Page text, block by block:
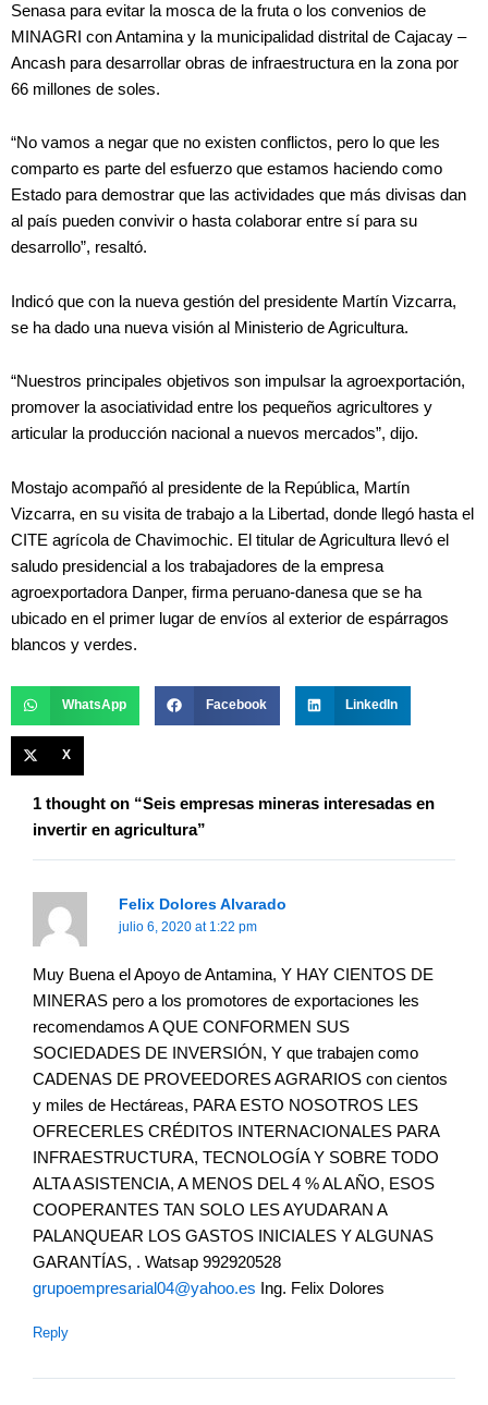
Senasa para evitar la mosca de la fruta o los convenios de
MINAGRI con Antamina y la municipalidad distrital de Cajacay –
Ancash para desarrollar obras de infraestructura en la zona por
66 millones de soles.
“No vamos a negar que no existen conflictos, pero lo que les
comparto es parte del esfuerzo que estamos haciendo como
Estado para demostrar que las actividades que más divisas dan
al país pueden convivir o hasta colaborar entre sí para su
desarrollo”, resaltó.
Indicó que con la nueva gestión del presidente Martín Vizcarra,
se ha dado una nueva visión al Ministerio de Agricultura.
“Nuestros principales objetivos son impulsar la agroexportación,
promover la asociatividad entre los pequeños agricultores y
articular la producción nacional a nuevos mercados”, dijo.
Mostajo acompañó al presidente de la República, Martín
Vizcarra, en su visita de trabajo a la Libertad, donde llegó hasta el
CITE agrícola de Chavimochic. El titular de Agricultura llevó el
saludo presidencial a los trabajadores de la empresa
agroexportadora Danper, firma peruano-danesa que se ha
ubicado en el primer lugar de envíos al exterior de espárragos
blancos y verdes.
WhatsApp Facebook LinkedIn
X
1 thought on “Seis empresas mineras interesadas en
invertir en agricultura”
Felix Dolores Alvarado
julio 6, 2020 at 1:22 pm
Muy Buena el Apoyo de Antamina, Y HAY CIENTOS DE
MINERAS pero a los promotores de exportaciones les
recomendamos A QUE CONFORMEN SUS
SOCIEDADES DE INVERSIÓN, Y que trabajen como
CADENAS DE PROVEEDORES AGRARIOS con cientos
y miles de Hectáreas, PARA ESTO NOSOTROS LES
OFRECERLES CRÉDITOS INTERNACIONALES PARA
INFRAESTRUCTURA, TECNOLOGÍA Y SOBRE TODO
ALTA ASISTENCIA, A MENOS DEL 4 % AL AÑO, ESOS
COOPERANTES TAN SOLO LES AYUDARAN A
PALANQUEAR LOS GASTOS INICIALES Y ALGUNAS
GARANTÍAS, . Watsap 992920528
grupoempresarial04@yahoo.es Ing. Felix Dolores
Reply